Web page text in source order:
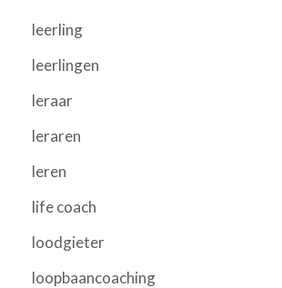
leerling
leerlingen
leraar
leraren
leren
life coach
loodgieter
loopbaancoaching